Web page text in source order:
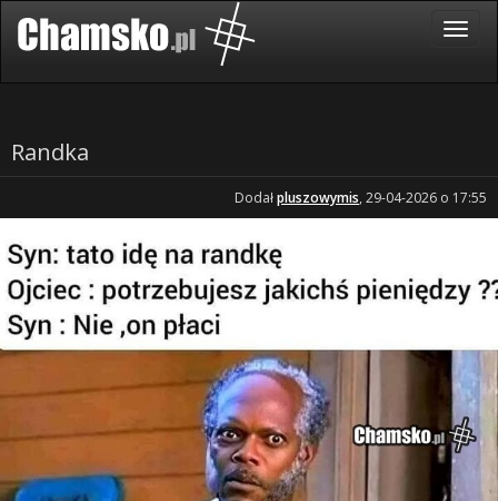
Randka
Dodałpluszowymis, 29-04-2026 o 17:55